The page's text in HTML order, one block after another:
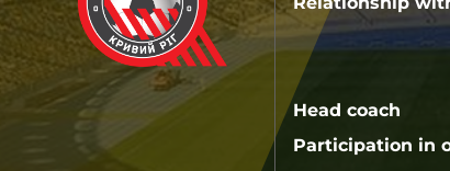
Head coach
Participation in